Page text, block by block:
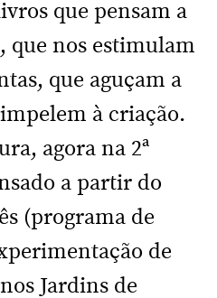
que pensam a
que nos estimulam
que aguçam a
à criação.
agora na 2ª
a partir do
(programa de
de
Jardins de